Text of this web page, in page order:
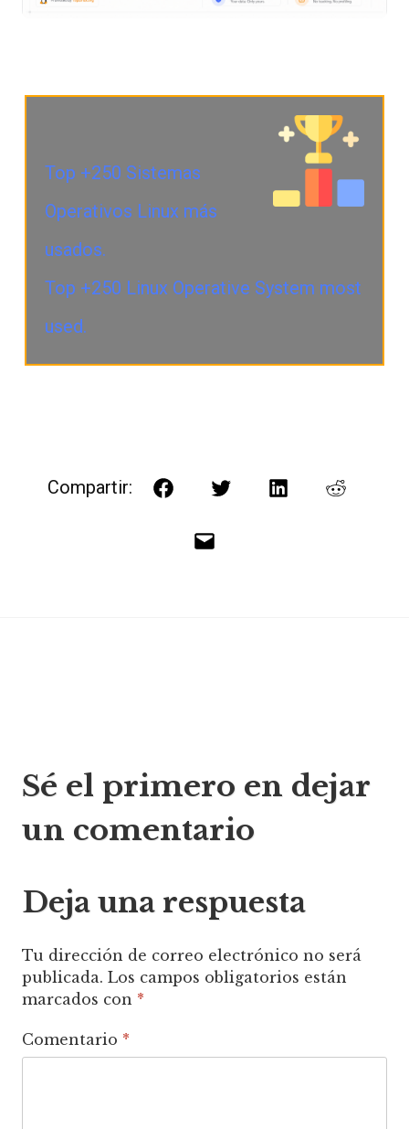
Top +250 Sistemas
Operativos Linux más
usados.
Top +250 Linux Operative System most
used.
Compartir: FacebookTwitterLinkedInReddit
Correo
de
Sé el primero en dejar
un comentario
Deja una respuesta
Tu dirección de correo electrónico no será
publicada. Los campos obligatorios están
marcados con *
Comentario *